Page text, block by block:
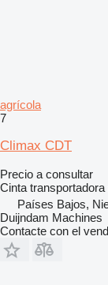
agrícola
7
Climax CDT
Precio a consultar
Cinta
Países Bajos,
Duijndam Machines
Contacte con el